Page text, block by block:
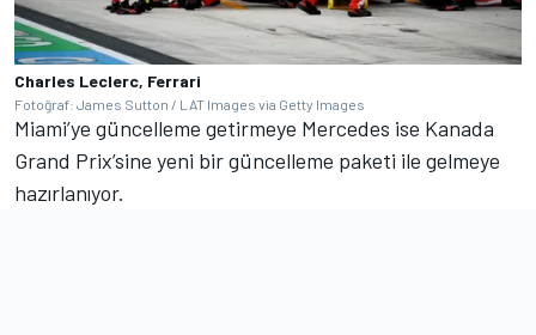
Charles Leclerc, Ferrari
Fotoğraf: James Sutton / LAT Images via Getty Images
Miami’ye güncelleme getirmeye Mercedes ise Kanada
Grand Prix’sine yeni bir güncelleme paketi ile gelmeye
hazırlanıyor.